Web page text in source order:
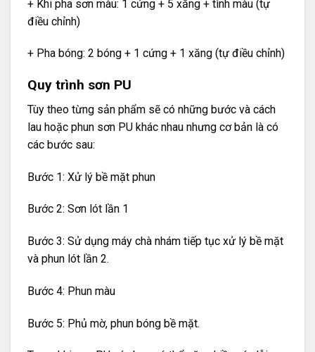
+ Khi pha sơn màu: 1 cứng + 5 xăng + tình màu (tự
điều chỉnh)
+ Pha bóng: 2 bóng + 1 cứng + 1 xăng (tự điều chỉnh)
Quy trình sơn PU
Tùy theo từng sản phẩm sẽ có những bước và cách
lau hoặc phun sơn PU khác nhau nhưng cơ bản là có
các bước sau:
Bước 1: Xử lý bề mặt phun
Bước 2: Sơn lót lần 1
Bước 3: Sử dụng máy chà nhám tiếp tục xử lý bề mặt
và phun lót lần 2.
Bước 4: Phun màu
Bước 5: Phủ mờ, phun bóng bề mặt.